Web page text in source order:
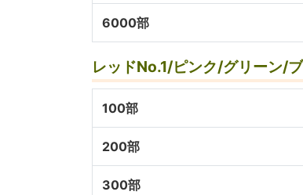
6000部
レッドNo.1/ピンク/グリーン/
100部
200部
300部